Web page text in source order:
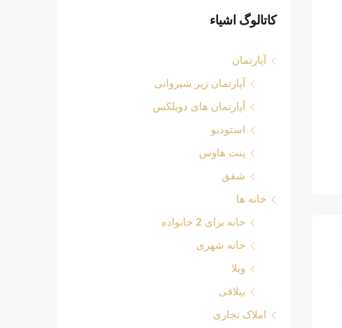
کاتالوگ اشیاء
آپارتمان
آپارتمان زیر شیروانی
آپارتمان های دوبلکس
استودیو
پنت هاوس
شقق
خانه ها
خانه برای 2 خانواده
خانه شهری
ویلا
ییلاقی
املاک تجاری